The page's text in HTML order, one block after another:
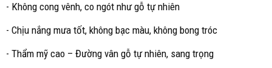
- Không cong vênh, co ngót như gỗ tự nhiên
- Chịu nắng mưa tốt, không bạc màu, không bong tróc
- Thẩm mỹ cao – Đường vân gỗ tự nhiên, sang trọng